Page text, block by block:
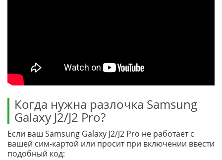
Когда нужна разлочка Samsung
Galaxy J2/J2 Pro?
Если ваш Samsung Galaxy J2/J2 Pro не работает с
вашей сим-картой или просит при включении ввести
подобный код: